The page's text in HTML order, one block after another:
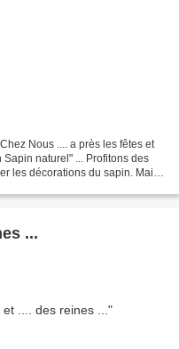
Nous .... a près les fêtes et
naturel" ... Profitons des
les décorations du sapin. Mais
...